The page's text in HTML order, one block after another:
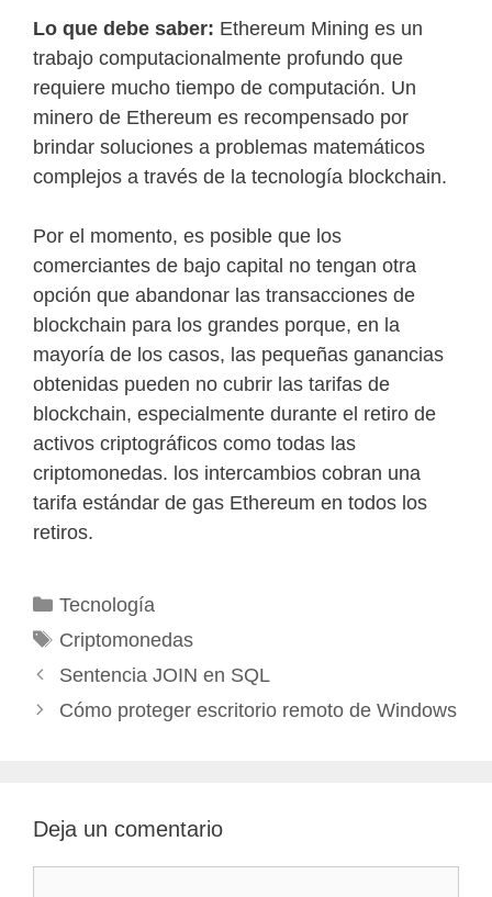
Lo que debe saber: Ethereum Mining es un
trabajo computacionalmente profundo que
requiere mucho tiempo de computación. Un
minero de Ethereum es recompensado por
brindar soluciones a problemas matemáticos
complejos a través de la tecnología blockchain.
Por el momento, es posible que los
comerciantes de bajo capital no tengan otra
opción que abandonar las transacciones de
blockchain para los grandes porque, en la
mayoría de los casos, las pequeñas ganancias
obtenidas pueden no cubrir las tarifas de
blockchain, especialmente durante el retiro de
activos criptográficos como todas las
criptomonedas. los intercambios cobran una
tarifa estándar de gas Ethereum en todos los
retiros.
Categorías
Tecnología
Etiquetas
Criptomonedas
Sentencia JOIN en SQL
Cómo proteger escritorio remoto de Windows
Deja un comentario